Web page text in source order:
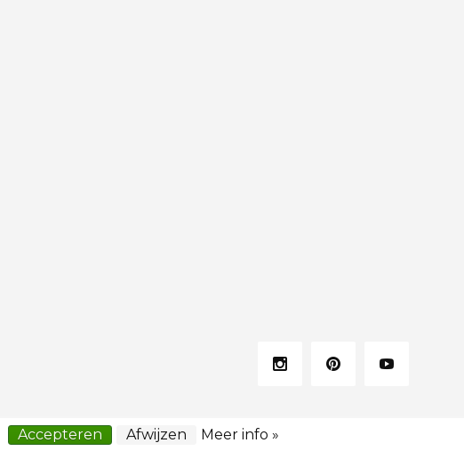
Accepteren Afwijzen Meer info »